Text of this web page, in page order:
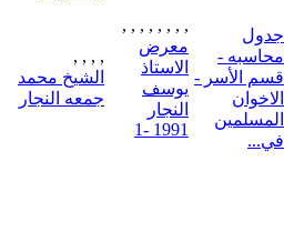
جدول
محاسبه -
قسم الأسر -
الاخوان
المسلمين
في...
,
,
,
,
,
,
,
,
معرض
الاستاذ
يوسف
النجار
1991 -1
,
,
,
,
الشيخ محمد
جمعه النجار